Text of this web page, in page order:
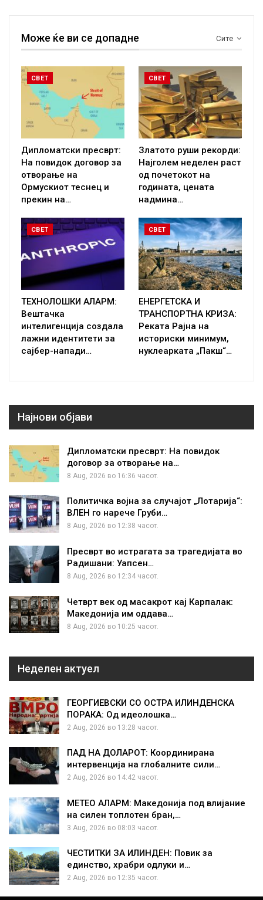
Сите
Може ќе ви се допадне
СВЕТ
Дипломатски пресврт:
На повидок договор за
отворање на
Ормускиот теснец и
прекин на…
СВЕТ
Златото руши рекорди:
Најголем неделен раст
од почетокот на
годината, цената
надмина…
СВЕТ
ТЕХНОЛОШКИ АЛАРМ:
Вештачка
интелигенција создала
лажни идентитети за
сајбер-напади…
СВЕТ
ЕНЕРГЕТСКА И
ТРАНСПОРТНА КРИЗА:
Реката Рајна на
историски минимум,
нуклеарката „Пакш“…
Најнови објави
Дипломатски пресврт: На повидок
договор за отворање на…
8 Aug, 2026 во 16:36 часот.
Политичка војна за случајот „Лотарија“:
ВЛЕН го нарече Груби…
8 Aug, 2026 во 12:38 часот.
Пресврт во истрагата за трагедијата во
Радишани: Уапсен…
8 Aug, 2026 во 12:34 часот.
Четврт век од масакрот кај Карпалак:
Македонија им оддава…
8 Aug, 2026 во 10:25 часот.
Неделен актуел
ГЕОРГИЕВСКИ СО ОСТРА ИЛИНДЕНСКА
ПОРАКА: Од идеолошка…
2 Aug, 2026 во 13:28 часот.
ПАД НА ДОЛАРОТ: Координирана
интервенција на глобалните сили…
2 Aug, 2026 во 14:42 часот.
МЕТЕО АЛАРМ: Македонија под влијание
на силен топлотен бран,…
3 Aug, 2026 во 08:03 часот.
ЧЕСТИТКИ ЗА ИЛИНДЕН: Повик за
единство, храбри одлуки и…
2 Aug, 2026 во 12:35 часот.